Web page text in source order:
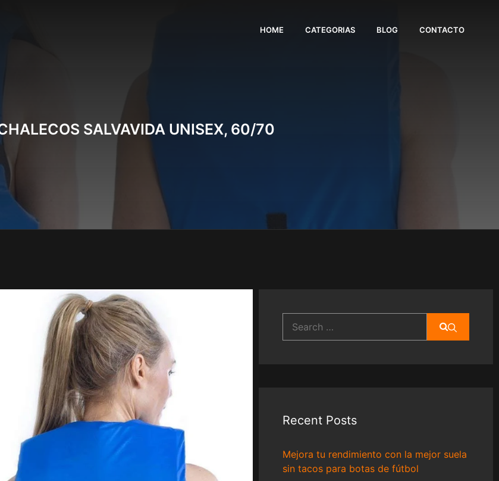
HOME CATEGORIAS BLOG CONTACTO
SALVAVIDA UNISEX, 60/70
for:
Recent Posts
Mejora tu rendimiento con la mejor suela
sin tacos para botas de fútbol